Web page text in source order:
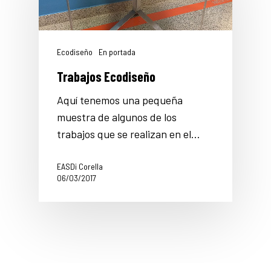
Ecodiseño En portada
Trabajos Ecodiseño
Aquí tenemos una pequeña
muestra de algunos de los
trabajos que se realizan en el…
EASDi Corella
06/03/2017